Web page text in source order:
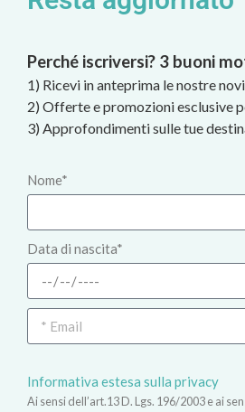
Perché iscriversi? 3 buoni
1) Ricevi in anteprima le nostre
2) Offerte e promozioni esclusive
3) Approfondimenti sulle tue
Nome*
Data di nascita*
Informativa estesa sulla privacy
Ai sensi dell’art.13 D. Lgs. 196/2003 e ai